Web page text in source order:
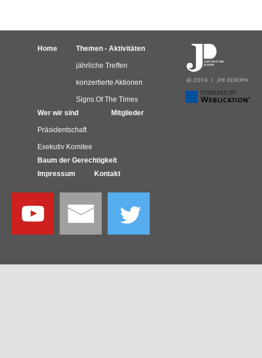
Home Themen - Aktivitäten
jährliche Treffen
konzertierte Aktionen
Signs Of The Times
Wer wir sind
Präsidentschaft
Exekutiv Komitee
Mitglieder
Baum der Gerechtigkeit
Impressum
Kontakt